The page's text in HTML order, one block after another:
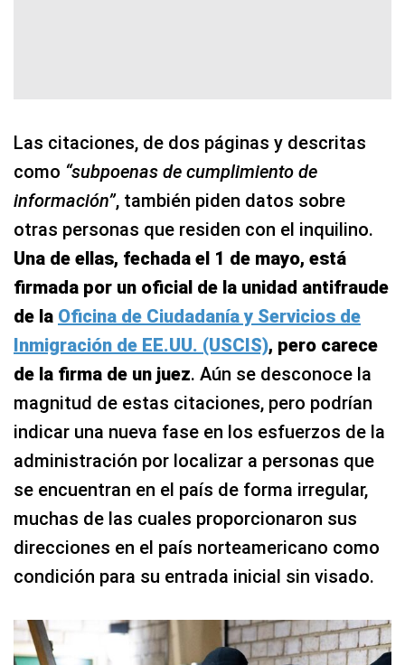
Las citaciones, de dos páginas y descritas
como “subpoenas de cumplimiento de
información”, también piden datos sobre
otras personas que residen con el inquilino.
Una de ellas, fechada el 1 de mayo, está
firmada por un oficial de la unidad antifraude
de la Oficina de Ciudadanía y Servicios de
Inmigración de EE.UU. (USCIS), pero carece
de la firma de un juez. Aún se desconoce la
magnitud de estas citaciones, pero podrían
indicar una nueva fase en los esfuerzos de la
administración por localizar a personas que
se encuentran en el país de forma irregular,
muchas de las cuales proporcionaron sus
direcciones en el país norteamericano como
condición para su entrada inicial sin visado.